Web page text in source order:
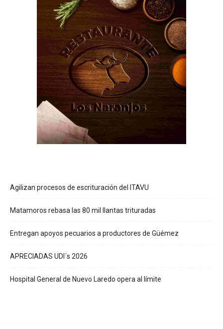
Agilizan procesos de escrituración del ITAVU
Matamoros rebasa las 80 mil llantas trituradas
Entregan apoyos pecuarios a productores de Güémez
APRECIADAS UDI´s 2026
Hospital General de Nuevo Laredo opera al límite